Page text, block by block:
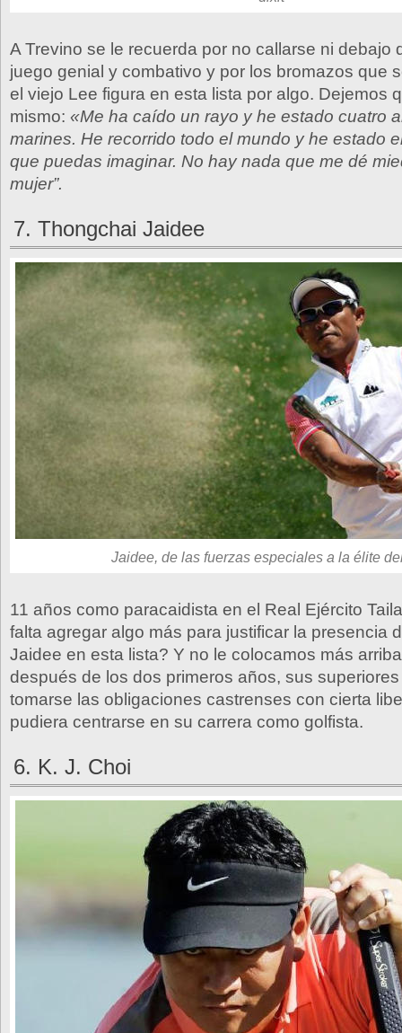
A Trevino se le recuerda por no callarse ni debajo
juego genial y combativo y por los bromazos que
el viejo Lee figura en esta lista por algo. Dejemos
mismo: «Me ha caído un rayo y he estado cuatro
marines. He recorrido todo el mundo y he estado
que puedas imaginar. No hay nada que me dé
mujer”.
7. Thongchai Jaidee
Jaidee, de las fuerzas especiales a la élite
11 años como paracaidista en el Real Ejército
falta agregar algo más para justificar la presencia
Jaidee en esta lista? Y no le colocamos más
después de los dos primeros años, sus
tomarse las obligaciones castrenses con cierta
pudiera centrarse en su carrera como golfista.
6. K. J. Choi